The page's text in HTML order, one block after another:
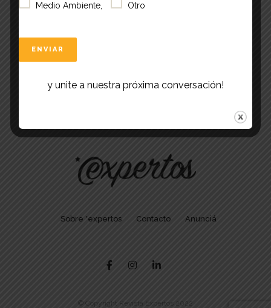
Sobre *expertos Contacto Anunciá
© Copyright Revista Expertos 2022
Medio Ambiente,
Otro
y unite a nuestra próxima conversación!